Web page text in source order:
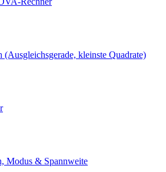
(Ausgleichsgerade, kleinste Quadrate)
Modus & Spannweite